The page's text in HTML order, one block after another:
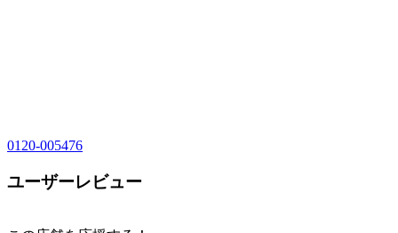
0120-005476
ユーザーレビュー